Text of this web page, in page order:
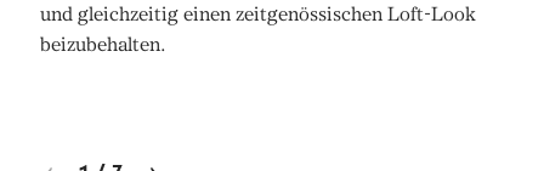
und gleichzeitig einen zeitgenössischen Loft-Look
beizubehalten.